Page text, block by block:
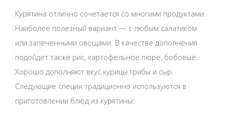
Курятина отлично сочетается со многими продуктами.
Наиболее полезный вариант — с любым салатиком
или запеченными овощами. В качестве дополнения
подойдет также рис, картофельное пюре, бобовые.
Хорошо дополняют вкус курицы грибы и сыр.
Следующие специи традиционно используются в
приготовлении блюд из курятины: